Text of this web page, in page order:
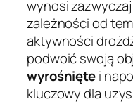
wynosi
zależności od
aktywności
podwoić swoją
wyrośniętei
kluczowy dla